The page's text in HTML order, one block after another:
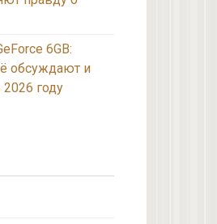
6GB:
обсуждают и
2026 году